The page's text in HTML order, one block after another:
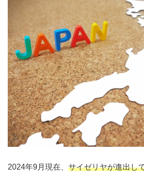
2024年9月現在、 サイゼリヤが進出し